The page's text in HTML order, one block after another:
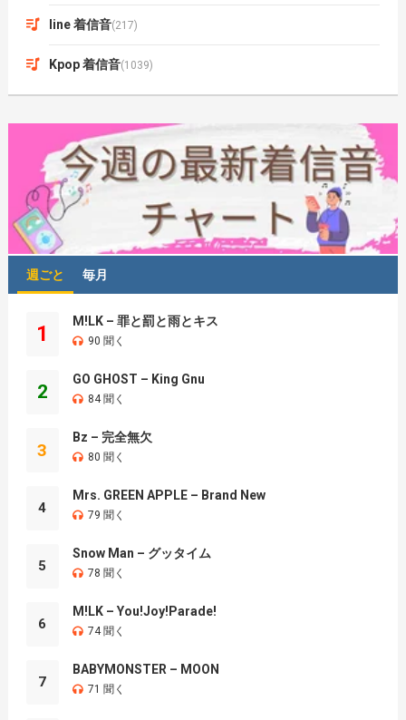
line 着信音(217)
Kpop 着信音(1039)
週ごと 毎月
1
M!LK – 罪と罰と雨とキス
90 聞く
2
GO GHOST – King Gnu
84 聞く
3
Bz – 完全無欠
80 聞く
4
Mrs. GREEN APPLE – Brand New
79 聞く
5
Snow Man – グッタイム
78 聞く
6
M!LK – You!Joy!Parade!
74 聞く
7
BABYMONSTER – MOON
71 聞く